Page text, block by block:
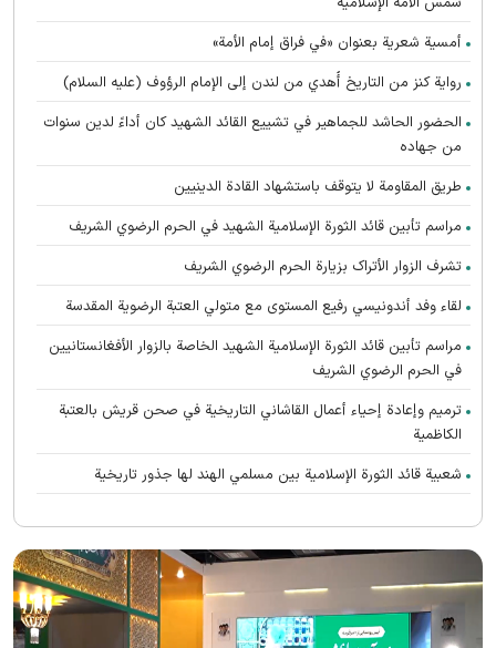
أمسية شعرية بعنوان «في فراق إمام الأمة»
رواية كنز من التاريخ أُهدي من لندن إلى الإمام الرؤوف (عليه السلام)
الحضور الحاشد للجماهير في تشييع القائد الشهيد كان أداءً لدين سنوات
من جهاده
طريق المقاومة لا يتوقف باستشهاد القادة الدينيين
مراسم تأبين قائد الثورة الإسلامية الشهید في الحرم الرضوي الشریف
تشرف الزوار الأتراک بزیارة الحرم الرضوي الشریف
لقاء وفد أندونیسي رفيع المستوى مع متولي العتبة الرضوية المقدسة
مراسم تأبین قائد الثورة الإسلامية الشهيد الخاصة بالزوار الأفغانستانیین
في الحرم الرضوي الشریف
ترميم وإعادة إحياء أعمال القاشاني التاريخية في صحن قريش بالعتبة
الكاظمية
شعبية قائد الثورة الإسلامية بين مسلمي الهند لها جذور تاريخية
رواق الغدير يستضيف محبي القائد الشهيد الأفغانستانیین
اتحاد الدول الإسلامية هو سر إحياء الحضارة الإسلامية العظيمة